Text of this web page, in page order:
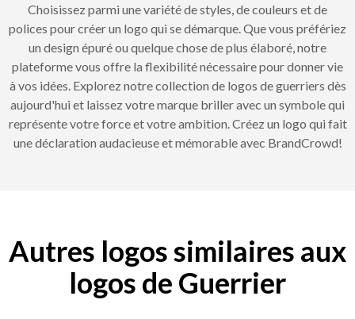
Choisissez parmi une variété de styles, de couleurs et de
polices pour créer un logo qui se démarque. Que vous préfériez
un design épuré ou quelque chose de plus élaboré, notre
plateforme vous offre la flexibilité nécessaire pour donner vie
à vos idées. Explorez notre collection de logos de guerriers dès
aujourd'hui et laissez votre marque briller avec un symbole qui
représente votre force et votre ambition. Créez un logo qui fait
une déclaration audacieuse et mémorable avec BrandCrowd!
Autres logos similaires aux
logos de Guerrier